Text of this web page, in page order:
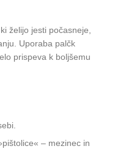
želijo jesti počasneje,
Uporaba palčk
prispeva k boljšemu
– mezinec in